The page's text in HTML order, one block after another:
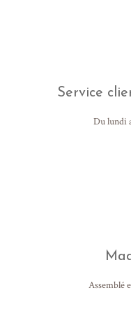
Service
Du lundi
Assemblé